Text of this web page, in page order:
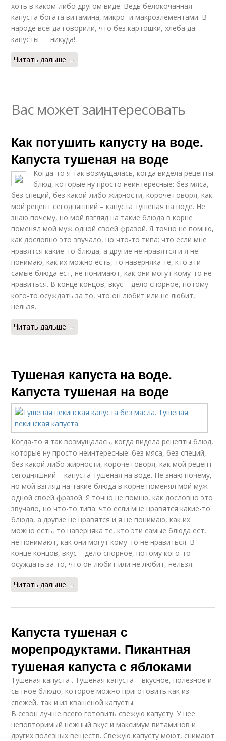
хоть в каком-либо другом виде. Ведь белокочанная
капуста богата витамина, микро- и макроэлементами. В
народе всегда говорили, что без картошки, хлеба да
капусты — никуда!
Читать дальше →
Вас может заинтересовать
Как потушить капусту на воде.
Капуста тушеная на воде
Когда-то я так возмущалась, когда видела рецепты
блюд, которые ну просто неинтересные: без мяса,
без специй, без какой-либо жирности, короче говоря, как
мой рецепт сегодняшний – капуста тушеная на воде. Не
знаю почему, но мой взгляд на такие блюда в корне
поменял мой муж одной своей фразой. Я точно не помню,
как дословно это звучало, но что-то типа: что если мне
нравятся какие-то блюда, а другие не нравятся и я не
понимаю, как их можно есть, то наверняка те, кто эти
самые блюда ест, не понимают, как они могут кому-то не
нравиться. В конце концов, вкус – дело спорное, потому
кого-то осуждать за то, что он любит или не любит,
нельзя.
Читать дальше →
Тушеная капуста на воде.
Капуста тушеная на воде
Когда-то я так возмущалась, когда видела рецепты блюд,
которые ну просто неинтересные: без мяса, без специй,
без какой-либо жирности, короче говоря, как мой рецепт
сегодняшний – капуста тушеная на воде. Не знаю почему,
но мой взгляд на такие блюда в корне поменял мой муж
одной своей фразой. Я точно не помню, как дословно это
звучало, но что-то типа: что если мне нравятся какие-то
блюда, а другие не нравятся и я не понимаю, как их
можно есть, то наверняка те, кто эти самые блюда ест,
не понимают, как они могут кому-то не нравиться. В
конце концов, вкус – дело спорное, потому кого-то
осуждать за то, что он любит или не любит, нельзя.
Читать дальше →
Капуста тушеная с
морепродуктами. Пикантная
тушеная капуста с яблоками
Тушеная капуста . Тушеная капуста – вкусное, полезное и
сытное блюдо, которое можно приготовить как из
свежей, так и из квашеной капусты.
В сезон лучше всего готовить свежую капусту. У нее
неповторимый нежный вкус и максимум витаминов и
других полезных веществ. Свежую капусту моют, снимают